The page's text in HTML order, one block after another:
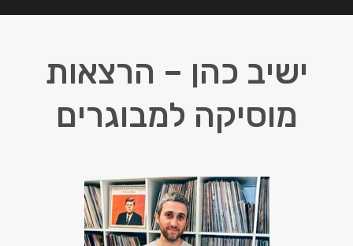
ישיב כהן – הרצאות
מוסיקה למבוגרים